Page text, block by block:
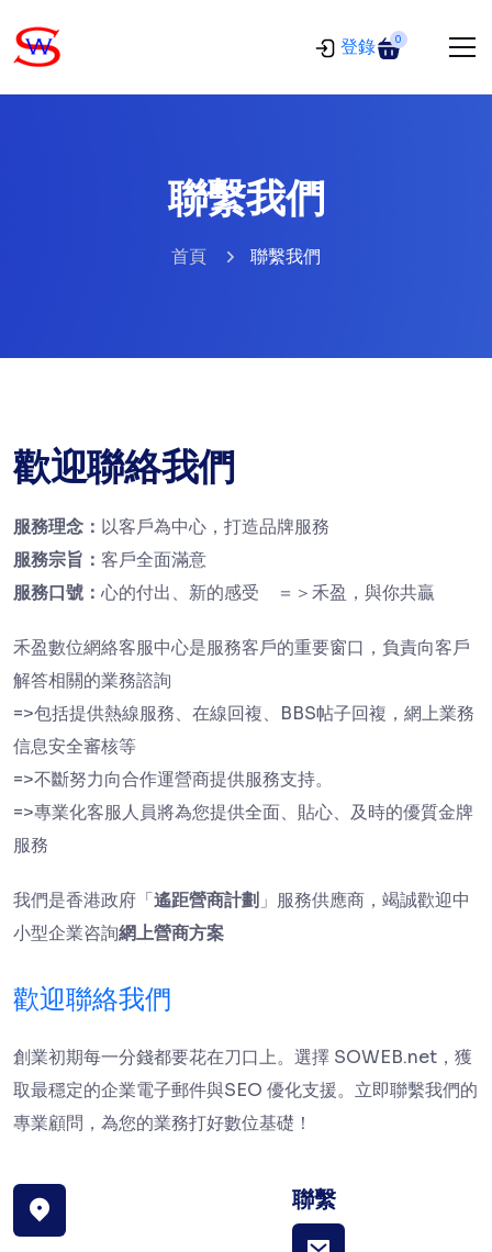
登錄 0
聯繫我們
首頁 聯繫我們
歡迎聯絡我們
服務理念： 以客戶為中心，打造品牌服務
服務宗旨： 客戶全面滿意
服務口號： 心的付出、新的感受 ＝＞禾盈，與你共贏
禾盈數位網絡客服中心是服務客戶的重要窗口，負責向客戶
解答相關的業務諮詢
=>包括提供熱線服務、在線回複、BBS帖子回複，網上業務
信息安全審核等
=>不斷努力向合作運營商提供服務支持。
=>專業化客服人員將為您提供全面、貼心、及時的優質金牌
服務
我們是香港政府「遙距營商計劃 」服務供應商，竭誠歡迎中
小型企業咨詢網上營商方案
歡迎聯絡我們
創業初期每一分錢都要花在刀口上。選擇 SOWEB.net，獲
取最穩定的企業電子郵件與SEO 優化支援。立即聯繫我們的
專業顧問，為您的業務打好數位基礎！
聯繫